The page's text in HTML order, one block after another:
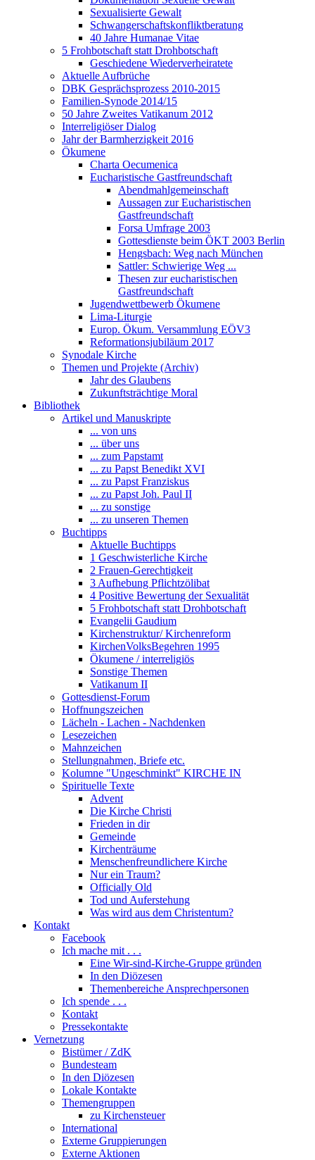
Sexualisierte Gewalt
Schwangerschaftskonfliktberatung
40 Jahre Humanae Vitae
5 Frohbotschaft statt Drohbotschaft
Geschiedene Wiederverheiratete
Aktuelle Aufbrüche
DBK Gesprächsprozess 2010-2015
Familien-Synode 2014/15
50 Jahre Zweites Vatikanum 2012
Interreligiöser Dialog
Jahr der Barmherzigkeit 2016
Ökumene
Charta Oecumenica
Eucharistische Gastfreundschaft
Abendmahlgemeinschaft
Aussagen zur Eucharistischen
Gastfreundschaft
Forsa Umfrage 2003
Gottesdienste beim ÖKT 2003 Berlin
Hengsbach: Weg nach München
Sattler: Schwierige Weg ...
Thesen zur eucharistischen
Gastfreundschaft
Jugendwettbewerb Ökumene
Lima-Liturgie
Europ. Ökum. Versammlung EÖV3
Reformationsjubiläum 2017
Synodale Kirche
Themen und Projekte (Archiv)
Jahr des Glaubens
Zukunftsträchtige Moral
Bibliothek
Artikel und Manuskripte
... von uns
... über uns
... zum Papstamt
... zu Papst Benedikt XVI
... zu Papst Franziskus
... zu Papst Joh. Paul II
... zu sonstige
... zu unseren Themen
Buchtipps
Aktuelle Buchtipps
1 Geschwisterliche Kirche
2 Frauen-Gerechtigkeit
3 Aufhebung Pflichtzölibat
4 Positive Bewertung der Sexualität
5 Frohbotschaft statt Drohbotschaft
Evangelii Gaudium
Kirchenstruktur/ Kirchenreform
KirchenVolksBegehren 1995
Ökumene / interreligiös
Sonstige Themen
Vatikanum II
Gottesdienst-Forum
Hoffnungszeichen
Lächeln - Lachen - Nachdenken
Lesezeichen
Mahnzeichen
Stellungnahmen, Briefe etc.
Kolumne "Ungeschminkt" KIRCHE IN
Spirituelle Texte
Advent
Die Kirche Christi
Frieden in dir
Gemeinde
Kirchenträume
Menschenfreundlichere Kirche
Nur ein Traum?
Officially Old
Tod und Auferstehung
Was wird aus dem Christentum?
Kontakt
Facebook
Ich mache mit . . .
Eine Wir-sind-Kirche-Gruppe gründen
In den Diözesen
Themenbereiche Ansprechpersonen
Ich spende . . .
Kontakt
Pressekontakte
Vernetzung
Bistümer / ZdK
Bundesteam
In den Diözesen
Lokale Kontakte
Themengruppen
zu Kirchensteuer
International
Externe Gruppierungen
Externe Aktionen